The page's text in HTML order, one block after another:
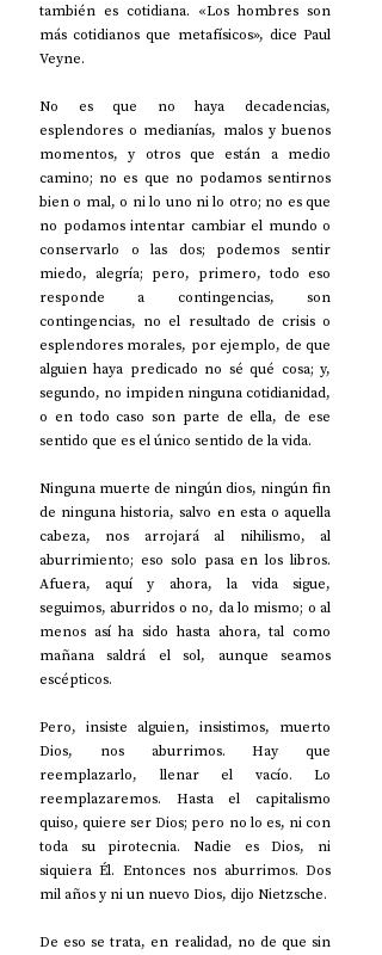
también es cotidiana. «Los hombres son
más cotidianos que metafísicos», dice Paul
Veyne.
No es que no haya decadencias,
esplendores o medianías, malos y buenos
momentos, y otros que están a medio
camino; no es que no podamos sentirnos
bien o mal, o ni lo uno ni lo otro; no es que
no podamos intentar cambiar el mundo o
conservarlo o las dos; podemos sentir
miedo, alegría; pero, primero, todo eso
responde a contingencias, son
contingencias, no el resultado de crisis o
esplendores morales, por ejemplo, de que
alguien haya predicado no sé qué cosa; y,
segundo, no impiden ninguna cotidianidad,
o en todo caso son parte de ella, de ese
sentido que es el único sentido de la vida.
Ninguna muerte de ningún dios, ningún fin
de ninguna historia, salvo en esta o aquella
cabeza, nos arrojará al nihilismo, al
aburrimiento; eso solo pasa en los libros.
Afuera, aquí y ahora, la vida sigue,
seguimos, aburridos o no, da lo mismo; o al
menos así ha sido hasta ahora, tal como
mañana saldrá el sol, aunque seamos
escépticos.
Pero, insiste alguien, insistimos, muerto
Dios, nos aburrimos. Hay que
reemplazarlo, llenar el vacío. Lo
reemplazaremos. Hasta el capitalismo
quiso, quiere ser Dios; pero no lo es, ni con
toda su pirotecnia. Nadie es Dios, ni
siquiera Él. Entonces nos aburrimos. Dos
mil años y ni un nuevo Dios, dijo Nietzsche.
De eso se trata, en realidad, no de que sin